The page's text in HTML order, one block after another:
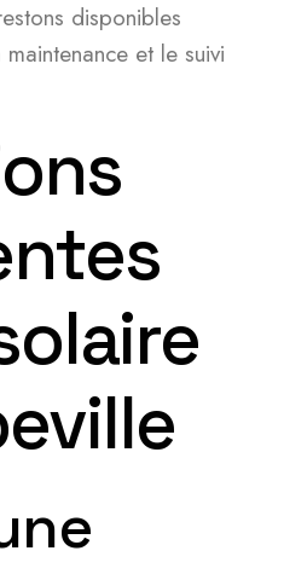
disponibles
et le suivi